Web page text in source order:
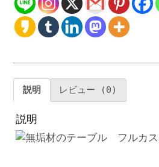
ブ
ル
モ
グ
ル
説明 レビュー (0)
説明